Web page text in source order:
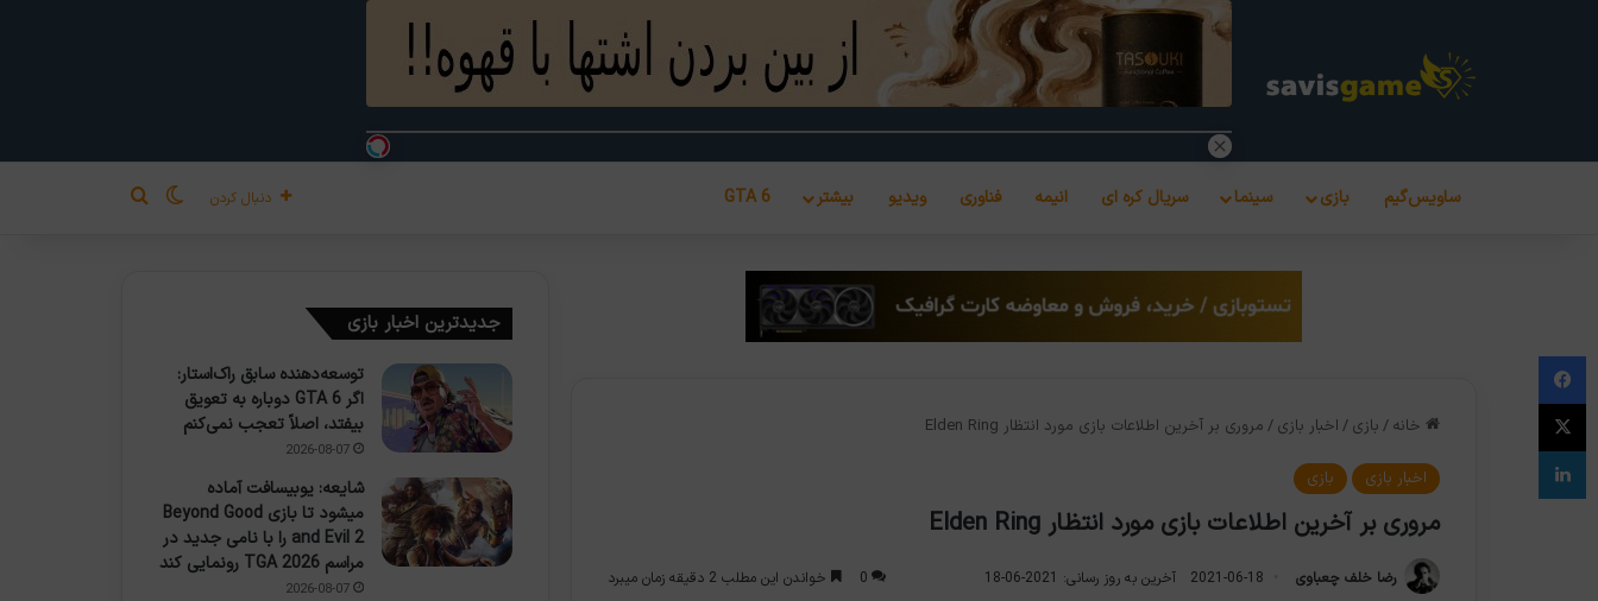
ساویس‌گیم بازی سینما سریال کره ای انیمه فناوری ویدیو بیشتر GTA 6 دنبال کردن تغییر پوسته
جستجو برای
خانه / بازی / اخبار بازی / مروری بر آخرین اطلاعات بازی مورد انتظار Elden Ring
اخبار بازی بازی
مروری بر آخرین اطلاعات بازی مورد انتظار Elden Ring
رضا خلف چعباوی 2021-06-18 آخرین به روز رسانی: 2021-06-18 0 خواندن این مطلب 2 دقیقه زمان میبرد
جدیدترین اخبار بازی
توسعه‌دهنده سابق راک‌استار:
اگر GTA 6 دوباره به تعویق
بیفتد، اصلاً تعجب نمی‌کنم
2026-08-07
شایعه: یوبیسافت آماده
میشود تا بازی Beyond Good
and Evil 2 را با نامی جدید در
مراسم TGA 2026 رونمایی کند
2026-08-07
فیس بوک
X
لینکدین